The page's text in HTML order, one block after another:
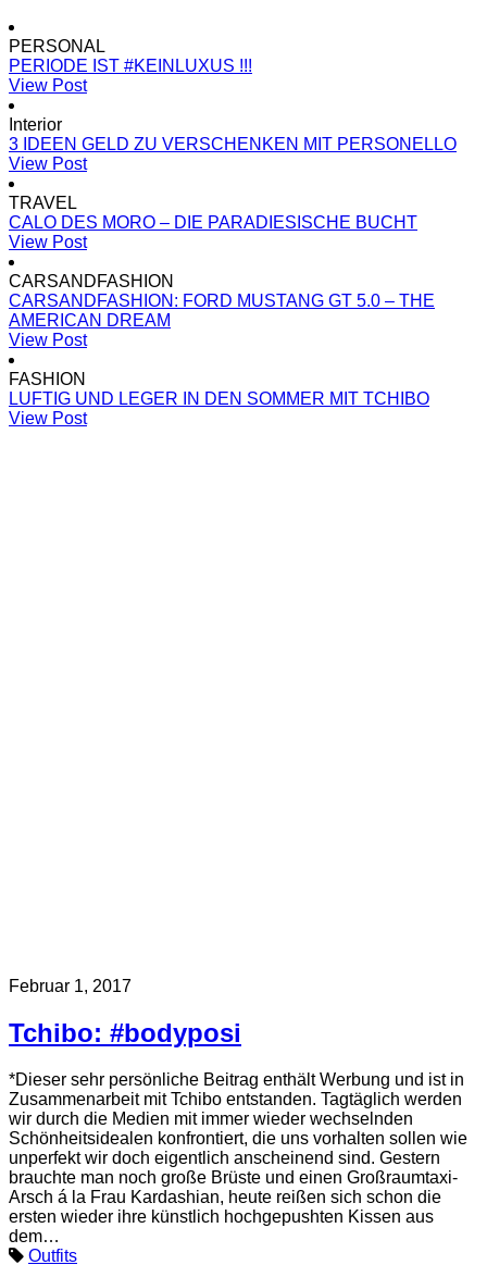
PERSONAL
PERIODE IST #KEINLUXUS !!!
View Post
Interior
3 IDEEN GELD ZU VERSCHENKEN MIT PERSONELLO
View Post
TRAVEL
CALO DES MORO – DIE PARADIESISCHE BUCHT
View Post
CARSANDFASHION
CARSANDFASHION: FORD MUSTANG GT 5.0 – THE
AMERICAN DREAM
View Post
FASHION
LUFTIG UND LEGER IN DEN SOMMER MIT TCHIBO
View Post
Februar 1, 2017
Tchibo: #bodyposi
*Dieser sehr persönliche Beitrag enthält Werbung und ist in
Zusammenarbeit mit Tchibo entstanden. Tagtäglich werden
wir durch die Medien mit immer wieder wechselnden
Schönheitsidealen konfrontiert, die uns vorhalten sollen wie
unperfekt wir doch eigentlich anscheinend sind. Gestern
brauchte man noch große Brüste und einen Großraumtaxi-
Arsch á la Frau Kardashian, heute reißen sich schon die
ersten wieder ihre künstlich hochgepushten Kissen aus
dem…
Outfits